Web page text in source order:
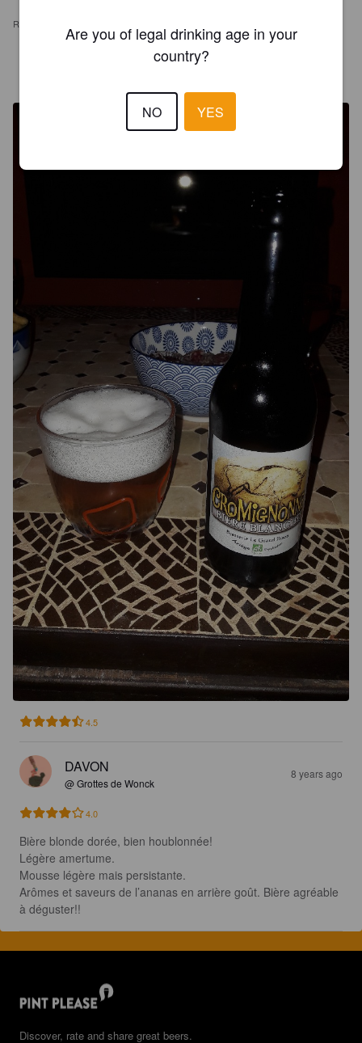
REVIEWS
4.5
DAVON
@ Grottes de Wonck
8 years ago
4.0
Bière blonde dorée, bien houblonnée!
Légère amertume.
Mousse légère mais persistante.
Arômes et saveurs de l’ananas en arrière goût. Bière agréable
à déguster!!
Discover, rate and share great beers.
Are you of legal drinking age in your
country?
NO YES